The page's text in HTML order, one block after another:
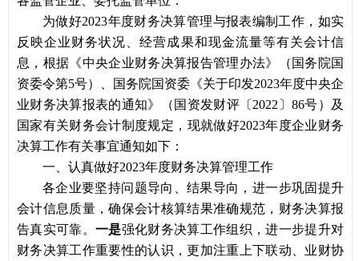
为做好2023年度财务决算管理与报表编制工作，如实
反映企业财务状况、经营成果和现金流量等有关会计信
息，根据《中央企业财务决算报告管理办法》（国务院国
资委令第5号）、国务院国资委《关于印发2023年度中央企
业财务决算报表的通知》（国资发财评〔2022〕86号）及
国家有关财务会计制度规定，现就做好2023年度企业财务
决算工作有关事宜通知如下：
一、认真做好2023年度财务决算管理工作
各企业要坚持问题导向、结果导向，进一步巩固提升
会计信息质量，确保会计核算结果准确规范，财务决算报
告真实可靠。 一是强化财务决算工作组织，进一步提升对
财务决算工作重要性的认识，更加注重上下联动、业财协